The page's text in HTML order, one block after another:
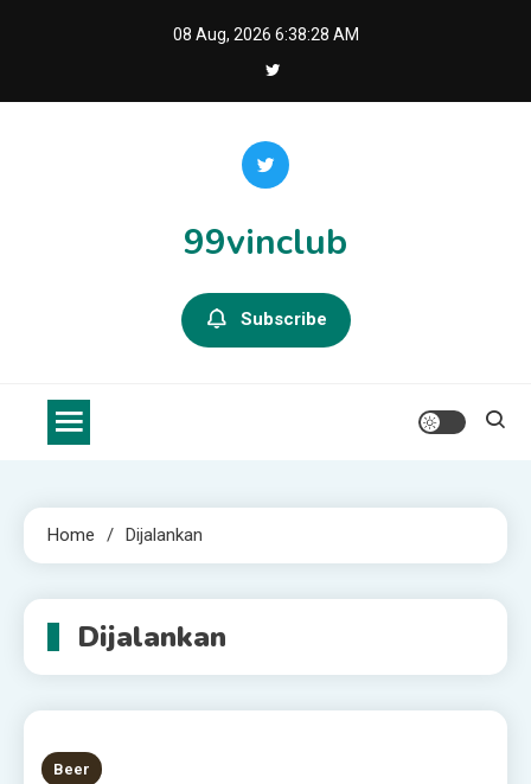
08 Aug, 2026 6:38:28 AM
99vinclub
Subscribe
Home Dijalankan
Dijalankan
Beer